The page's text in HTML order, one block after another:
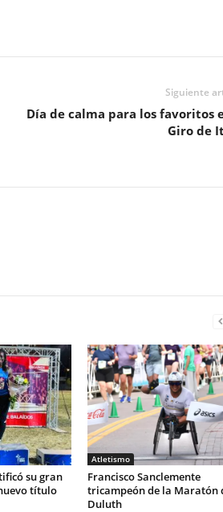
Siguiente
Día de calma para los favoritos
Giro de
su gran
título
Atletismo
Francisco Sanclemente
tricampeón de la Maratón
Duluth